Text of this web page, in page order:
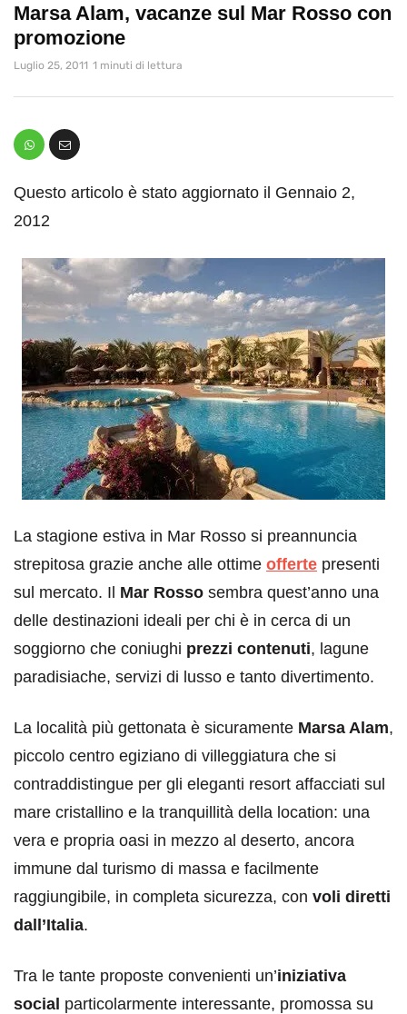
Marsa Alam, vacanze sul Mar Rosso con
promozione
Luglio 25, 2011 1 minuti di lettura
Questo articolo è stato aggiornato il Gennaio 2,
2012
La stagione estiva in Mar Rosso si preannuncia
strepitosa grazie anche alle ottime offerte presenti
sul mercato. Il Mar Rosso sembra quest’anno una
delle destinazioni ideali per chi è in cerca di un
soggiorno che coniughi prezzi contenuti, lagune
paradisiache, servizi di lusso e tanto divertimento.
La località più gettonata è sicuramente Marsa Alam,
piccolo centro egiziano di villeggiatura che si
contraddistingue per gli eleganti resort affacciati sul
mare cristallino e la tranquillità della location: una
vera e propria oasi in mezzo al deserto, ancora
immune dal turismo di massa e facilmente
raggiungibile, in completa sicurezza, con voli diretti
dall’Italia.
Tra le tante proposte convenienti un’iniziativa
social particolarmente interessante, promossa su